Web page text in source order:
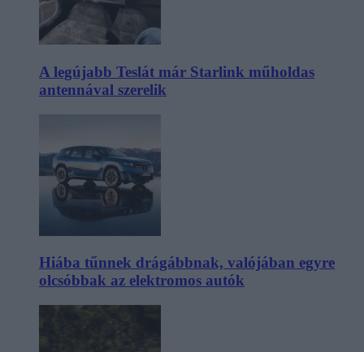
A legújabb Teslát már Starlink műholdas
antennával szerelik
Hiába tűnnek drágábbnak, valójában egyre
olcsóbbak az elektromos autók